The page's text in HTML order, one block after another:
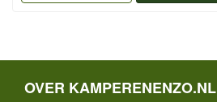
OVER KAMPERENENZO.NL